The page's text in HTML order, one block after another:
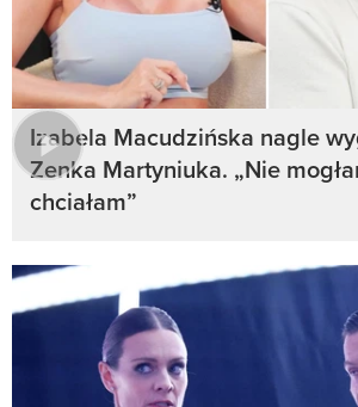
Izabela Macudzińska nagle
Zenka Martyniuka. „Nie
chciałam”